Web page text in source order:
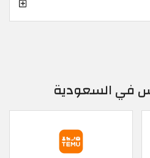
في السعودية